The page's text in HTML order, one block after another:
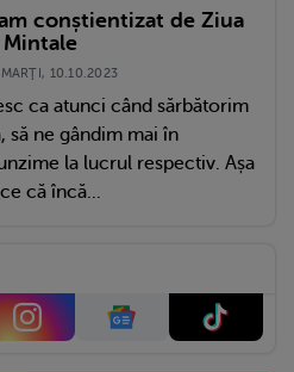
conștientizat de Ziua
Mintale
10.10.2023
ca atunci când sărbătorim
să ne gândim mai în
la lucrul respectiv. Așa
că încă...